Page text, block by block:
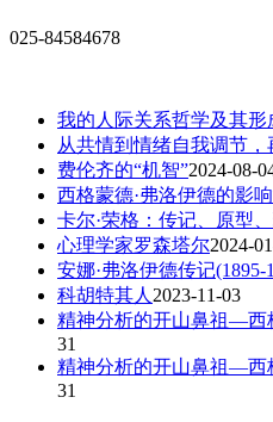
025-84584678
我的人际关系哲学及其形
从共情到情绪自我调节
费伦齐的“机智”2024-08-
西格蒙德·弗洛伊德的影
卡尔·荣格：传记、原型
心理学家罗森塔尔2024-
安娜·弗洛伊德传记(1895-
科胡特其人 2023-11-03
精神分析的开山鼻祖—西
31
精神分析的开山鼻祖—西
31